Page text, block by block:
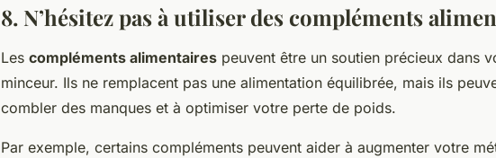
8. N’hésitez pas à utiliser des compléments
Les compléments alimentaires peuvent être un soutien précieux dans
minceur. Ils ne remplacent pas une alimentation équilibrée, mais ils
combler des manques et à optimiser votre perte de poids.
Par exemple, certains compléments peuvent aider à augmenter votre